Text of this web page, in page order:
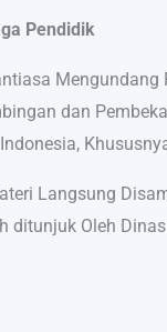
Pendidik
Mengundang
dan
Langsung
ditunjuk Oleh